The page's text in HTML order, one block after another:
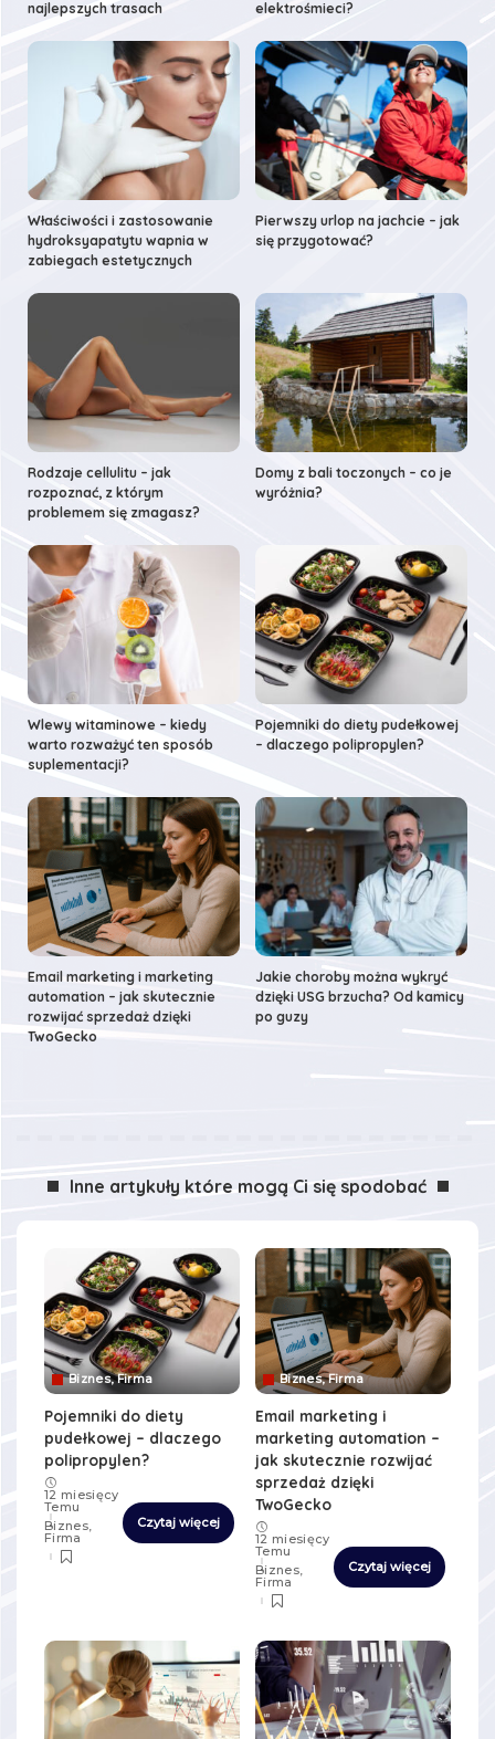
najlepszych trasach elektrośmieci?
Właściwości i zastosowanie
hydroksyapatytu wapnia w
zabiegach estetycznych
Pierwszy urlop na jachcie – jak
się przygotować?
Rodzaje cellulitu – jak
rozpoznać, z którym
problemem się zmagasz?
Domy z bali toczonych – co je
wyróżnia?
Wlewy witaminowe – kiedy
warto rozważyć ten sposób
suplementacji?
Pojemniki do diety pudełkowej
– dlaczego polipropylen?
Email marketing i marketing
automation – jak skutecznie
rozwijać sprzedaż dzięki
TwoGecko
Jakie choroby można wykryć
dzięki USG brzucha? Od kamicy
po guzy
Inne artykuły które mogą Ci się spodobać
Biznes, Firma
Pojemniki do diety
pudełkowej – dlaczego
polipropylen?
12 miesięcy
Temu
Biznes,
Firma
Czytaj więcej
Biznes, Firma
Email marketing i
marketing automation –
jak skutecznie rozwijać
sprzedaż dzięki
TwoGecko
12 miesięcy
Temu
Biznes,
Firma
Czytaj więcej